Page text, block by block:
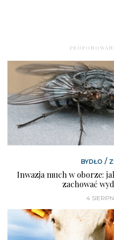
BYDŁO /
Inwazja much w oborze:
zachować
4